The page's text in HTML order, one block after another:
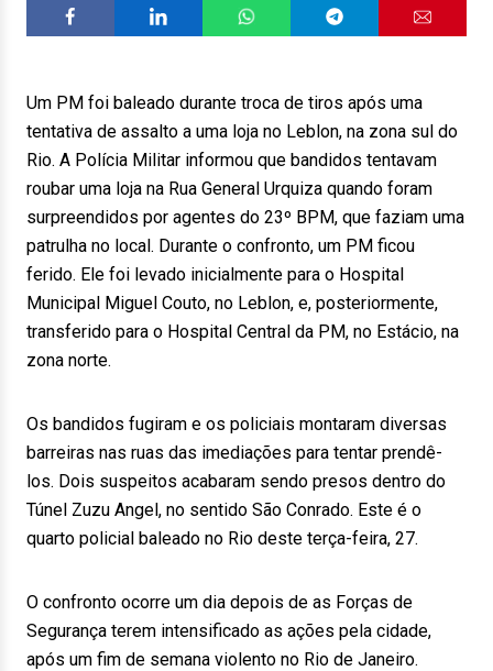
Um PM foi baleado durante troca de tiros após uma
tentativa de assalto a uma loja no Leblon, na zona sul do
Rio. A Polícia Militar informou que bandidos tentavam
roubar uma loja na Rua General Urquiza quando foram
surpreendidos por agentes do 23º BPM, que faziam uma
patrulha no local. Durante o confronto, um PM ficou
ferido. Ele foi levado inicialmente para o Hospital
Municipal Miguel Couto, no Leblon, e, posteriormente,
transferido para o Hospital Central da PM, no Estácio, na
zona norte.
Os bandidos fugiram e os policiais montaram diversas
barreiras nas ruas das imediações para tentar prendê-
los. Dois suspeitos acabaram sendo presos dentro do
Túnel Zuzu Angel, no sentido São Conrado. Este é o
quarto policial baleado no Rio deste terça-feira, 27.
O confronto ocorre um dia depois de as Forças de
Segurança terem intensificado as ações pela cidade,
após um fim de semana violento no Rio de Janeiro.